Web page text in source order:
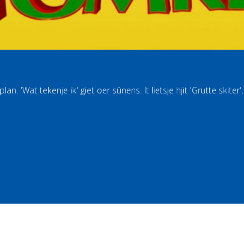
'Wat tekenje ik' giet oer sûnens. It lietsje hjit 'Grutte skiter'.